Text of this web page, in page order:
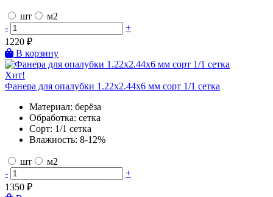
шт
м2
-
+
1220 ₽
В корзину
Хит!
Фанера для опалубки 1.22х2.44х6 мм сорт 1/1 сетка
Материал: берёза
Обработка: сетка
Сорт: 1/1 сетка
Влажность: 8-12%
шт
м2
-
+
1350 ₽